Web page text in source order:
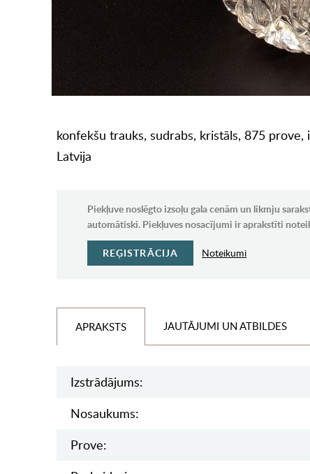
konfekšu trauks, sudrabs, kristāls, 875
Latvija
Piekļuve noslēgto izsoļu gala cenām un likmju
automātiski. Piekļuves nosacījumi ir aprakstīti
REĢISTRĀCIJA Noteikumi
APRAKSTS JAUTĀJUMI UN ATBILDES
Izstrādājums:
Nosaukums:
Prove: